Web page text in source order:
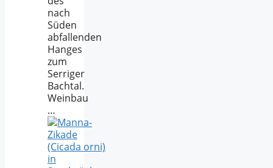
nach
Süden
abfallenden
Hanges
zum
Serriger
Bachtal.
Weinbau
…